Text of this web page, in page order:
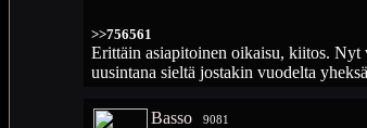
>>756561
Erittäin asiapitoinen oikaisu, kiitos. Nyt
uusintana sieltä jostakin vuodelta
Basso 9081